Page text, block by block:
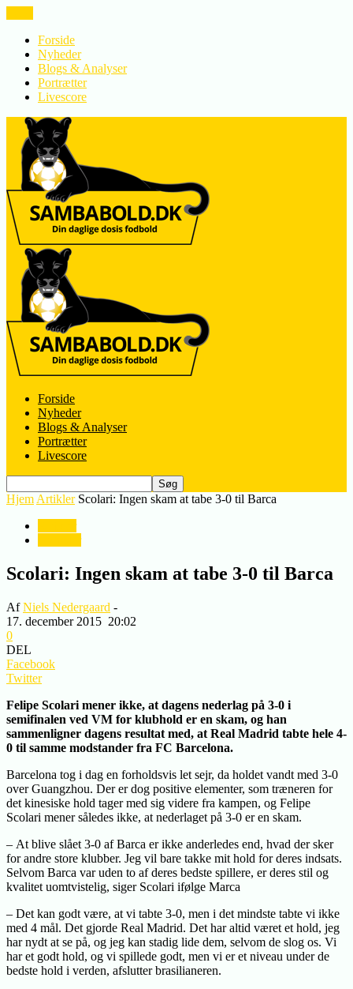
Forside
Nyheder
Blogs & Analyser
Portrætter
Livescore
Forside
Nyheder
Blogs & Analyser
Portrætter
Livescore
Hjem Artikler Scolari: Ingen skam at tabe 3-0 til Barca
Scolari: Ingen skam at tabe 3-0 til Barca
AfNiels Nedergaard -
17. december 2015 20:02
0
DEL
Facebook
Twitter
Felipe Scolari mener ikke, at dagens nederlag på 3-0 i
semifinalen ved VM for klubhold er en skam, og han
sammenligner dagens resultat med, at Real Madrid tabte hele 4-
0 til samme modstander fra FC Barcelona.
Barcelona tog i dag en forholdsvis let sejr, da holdet vandt med 3-0
over Guangzhou. Der er dog positive elementer, som træneren for
det kinesiske hold tager med sig videre fra kampen, og Felipe
Scolari mener således ikke, at nederlaget på 3-0 er en skam.
– At blive slået 3-0 af Barca er ikke anderledes end, hvad der sker
for andre store klubber. Jeg vil bare takke mit hold for deres indsats.
Selvom Barca var uden to af deres bedste spillere, er deres stil og
kvalitet uomtvistelig, siger Scolari ifølge Marca
– Det kan godt være, at vi tabte 3-0, men i det mindste tabte vi ikke
med 4 mål. Det gjorde Real Madrid. Det har altid været et hold, jeg
har nydt at se på, og jeg kan stadig lide dem, selvom de slog os. Vi
har et godt hold, og vi spillede godt, men vi er et niveau under de
bedste hold i verden, afslutter brasilianeren.